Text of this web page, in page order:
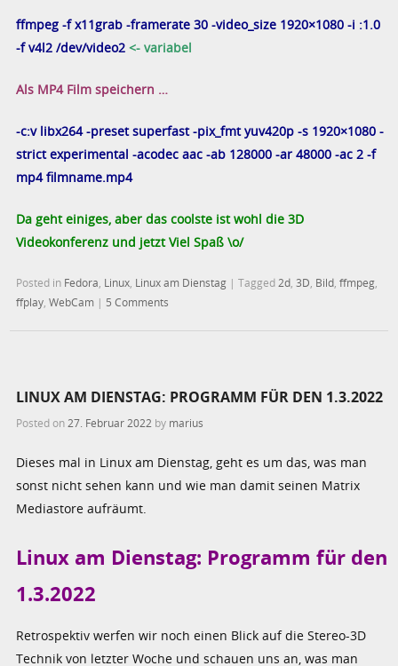
ffmpeg -f x11grab -framerate 30 -video_size 1920×1080 -i :1.0
-f v4l2 /dev/video2 <- variabel
Als MP4 Film speichern …
-c:v libx264 -preset superfast -pix_fmt yuv420p -s 1920×1080 -
strict experimental -acodec aac -ab 128000 -ar 48000 -ac 2 -f
mp4 filmname.mp4
Da geht einiges, aber das coolste ist wohl die 3D
Videokonferenz und jetzt Viel Spaß \o/
Posted in Fedora Linux Linux am Dienstag |Tagged 2d ,3D Bild ,ffmpeg
ffplay ,WebCam | 5 Comments
LINUX AM DIENSTAG: PROGRAMM FÜR DEN 1.3.2022
Posted on27. Februar 2022 by marius
Dieses mal in Linux am Dienstag, geht es um das, was man
sonst nicht sehen kann und wie man damit seinen Matrix
Mediastore aufräumt.
Linux am Dienstag: Programm für den
1.3.2022
Retrospektiv werfen wir noch einen Blick auf die Stereo-3D
Technik von letzter Woche und schauen uns an, was man